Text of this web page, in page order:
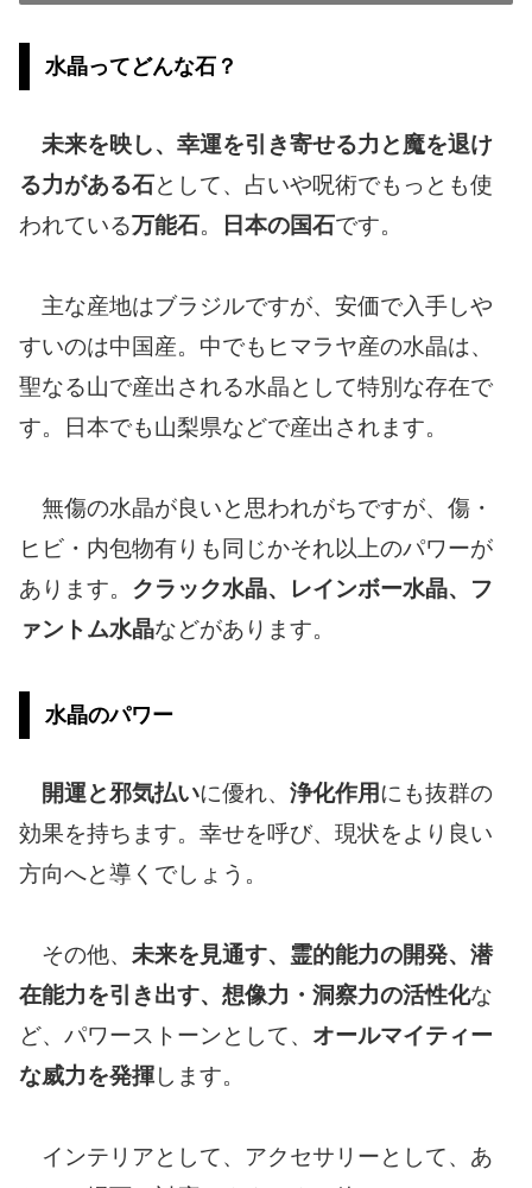
水晶ってどんな石？
未来を映し、幸運を引き寄せる力と魔を退け
る力がある石として、占いや呪術でもっとも使
われている万能石。 日本の国石です。
主な産地はブラジルですが、安価で入手しや
すいのは中国産。中でもヒマラヤ産の水晶は、
聖なる山で産出される水晶として特別な存在で
す。日本でも山梨県などで産出されます。
無傷の水晶が良いと思われがちですが、傷・
ヒビ・内包物有りも同じかそれ以上のパワーが
あります。 クラック水晶、レインボー水晶、フ
ァントム水晶などがあります。
水晶のパワー
開運と邪気払いに優れ、 浄化作用にも抜群の
効果を持ちます。幸せを呼び、現状をより良い
方向へと導くでしょう。
その他、 未来を見通す、霊的能力の開発、潜
在能力を引き出す、想像力・洞察力の活性化な
ど、パワーストーンとして、 オールマイティー
な威力を発揮します。
インテリアとして、アクセサリーとして、あ